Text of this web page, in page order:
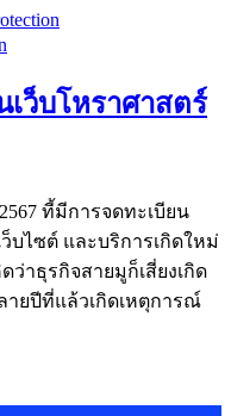
เว็บโหราศาสตร์
ที้มีการจดทะเบียน
บไซต์ และบริการเกิดใหม่
าธุรกิจสายมูก็เสี่ยงเกิด
ายปีที่แล้วเกิดเหตุการณ์